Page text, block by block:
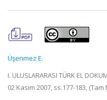
Üşenmez E.
I. ULUSLARARASI TÜRK EL
02 Kasım 2007, ss.177-183,